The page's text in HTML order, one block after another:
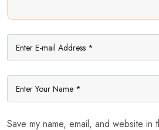
Save my name, email, and website in